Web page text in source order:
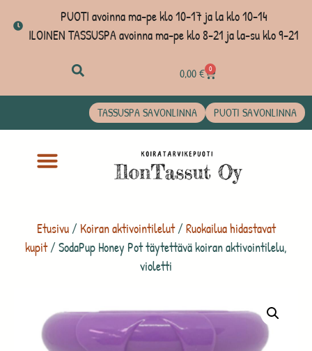
PUOTI avoinna ma-pe klo 10-17 ja la klo 10-14
ILOINEN TASSUSPA avoinna ma-pe klo 8-21 ja la-su klo 9-21
0,00€ 0
TASSUSPA SAVONLINNA PUOTI SAVONLINNA
Etusivu/Koiran aktivointilelut/Ruokailua hidastavat
kupit/ SodaPup Honey Pot täytettävä koiran aktivointilelu,
violetti